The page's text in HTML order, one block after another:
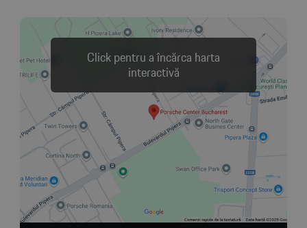
Click pentru a încărca harta
interactivă